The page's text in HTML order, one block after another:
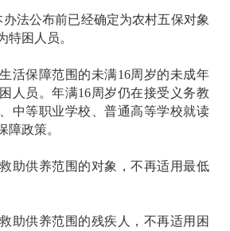
公布前已经确定为农村五保对象
特困人员。
保障范围的未满16周岁的未成年
人员。年满16周岁仍在接受义务教
中等职业学校、普通高等学校就读
障政策。
供养范围的对象，不再适用最低
供养范围的残疾人，不再适用困